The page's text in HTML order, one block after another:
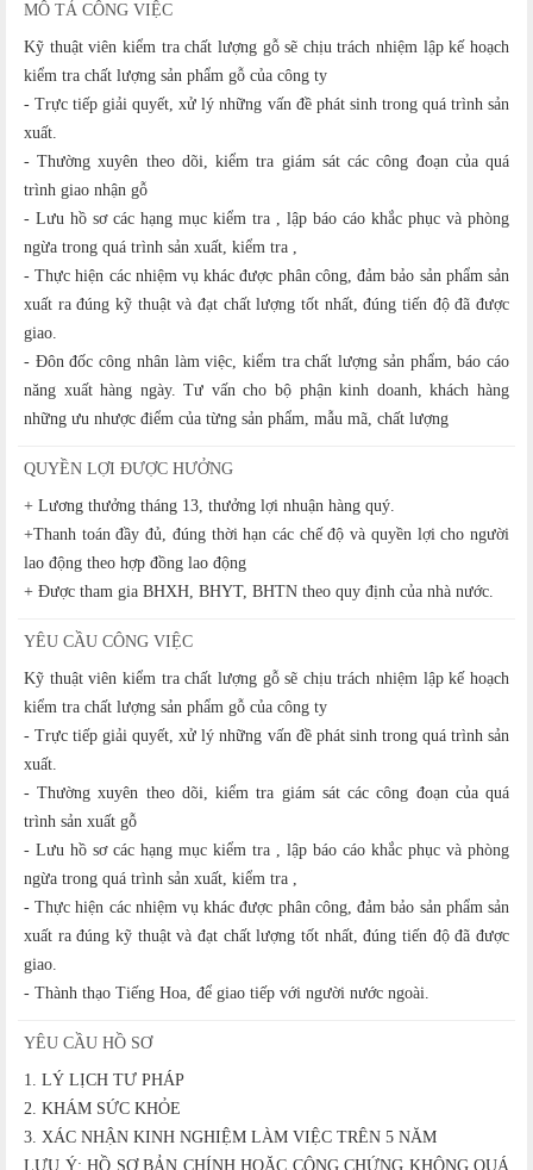
MÔ TẢ CÔNG VIỆC
Kỹ thuật viên kiểm tra chất lượng gỗ sẽ chịu trách nhiệm lập kế hoạch
kiểm tra chất lượng sản phẩm gỗ của công ty
- Trực tiếp giải quyết, xử lý những vấn đề phát sinh trong quá trình sản
xuất.
- Thường xuyên theo dõi, kiểm tra giám sát các công đoạn của quá
trình giao nhận gỗ
- Lưu hồ sơ các hạng mục kiểm tra , lập báo cáo khắc phục và phòng
ngừa trong quá trình sản xuất, kiểm tra ,
- Thực hiện các nhiệm vụ khác được phân công, đảm bảo sản phẩm sản
xuất ra đúng kỹ thuật và đạt chất lượng tốt nhất, đúng tiến độ đã được
giao.
- Đôn đốc công nhân làm việc, kiểm tra chất lượng sản phẩm, báo cáo
năng xuất hàng ngày. Tư vấn cho bộ phận kinh doanh, khách hàng
những ưu nhược điểm của từng sản phẩm, mẫu mã, chất lượng
QUYỀN LỢI ĐƯỢC HƯỞNG
+ Lương thưởng tháng 13, thưởng lợi nhuận hàng quý.
+Thanh toán đầy đủ, đúng thời hạn các chế độ và quyền lợi cho người
lao động theo hợp đồng lao động
+ Được tham gia BHXH, BHYT, BHTN theo quy định của nhà nước.
YÊU CẦU CÔNG VIỆC
Kỹ thuật viên kiểm tra chất lượng gỗ sẽ chịu trách nhiệm lập kế hoạch
kiểm tra chất lượng sản phẩm gỗ của công ty
- Trực tiếp giải quyết, xử lý những vấn đề phát sinh trong quá trình sản
xuất.
- Thường xuyên theo dõi, kiểm tra giám sát các công đoạn của quá
trình sản xuất gỗ
- Lưu hồ sơ các hạng mục kiểm tra , lập báo cáo khắc phục và phòng
ngừa trong quá trình sản xuất, kiểm tra ,
- Thực hiện các nhiệm vụ khác được phân công, đảm bảo sản phẩm sản
xuất ra đúng kỹ thuật và đạt chất lượng tốt nhất, đúng tiến độ đã được
giao.
- Thành thạo Tiếng Hoa, để giao tiếp với người nước ngoài.
YÊU CẦU HỒ SƠ
1. LÝ LỊCH TƯ PHÁP
2. KHÁM SỨC KHỎE
3. XÁC NHẬN KINH NGHIỆM LÀM VIỆC TRÊN 5 NĂM
LƯU Ý: HỒ SƠ BẢN CHÍNH HOẶC CÔNG CHỨNG KHÔNG QUÁ